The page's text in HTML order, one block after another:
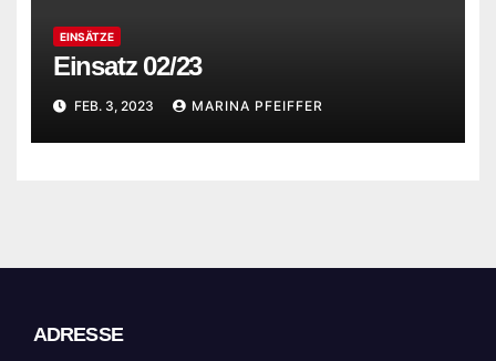
EINSÄTZE
Einsatz 02/23
FEB. 3, 2023 MARINA PFEIFFER
ADRESSE